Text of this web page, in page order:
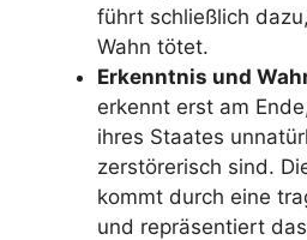
führt schließlich
Wahn tötet.
Erkenntnis und
erkennt erst am
ihres Staates
zerstörerisch sind.
kommt durch eine
und repräsentiert